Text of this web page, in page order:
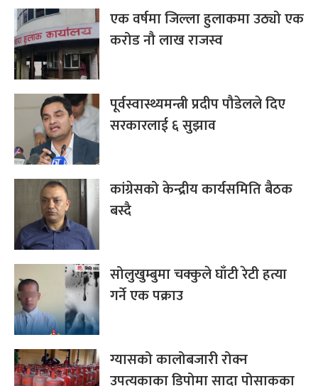
एक वर्षमा जिल्ला हुलाकमा उठ्यो एक
करोड नौ लाख राजस्व
पूर्वस्वास्थ्यमन्त्री प्रदीप पौडेलले दिए
सरकारलाई ६ सुझाव
कांग्रेसको केन्द्रीय कार्यसमिति बैठक
बस्दै
सोलुखुम्बुमा चक्कुले घाँटी रेटी हत्या
गर्ने एक पक्राउ
ग्यासको कालोबजारी रोक्न
उपत्यकाका डिपोमा सादा पोसाकका